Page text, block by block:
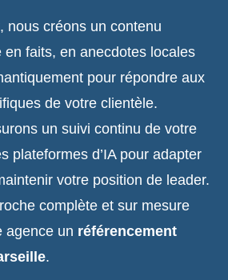
nous créons un contenu
en faits, en anecdotes locales
pour répondre aux
de votre clientèle.
un suivi continu de votre
plateformes d’IA pour adapter
votre position de leader.
complète et sur mesure
agence un référencement
.